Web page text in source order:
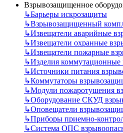
Взрывозащищенное
↳Барьеры искрозащиты
↳Взрывозащищенный
↳Извещатели аварийные
↳Извещатели охранные
↳Извещатели пожарные
↳Изделия
↳Источники питания
↳Коммутаторы
↳Модули пожаротушения
↳Оборудование СКУД
↳Оповещатели
↳Приборы приемно-
↳Система ОПС